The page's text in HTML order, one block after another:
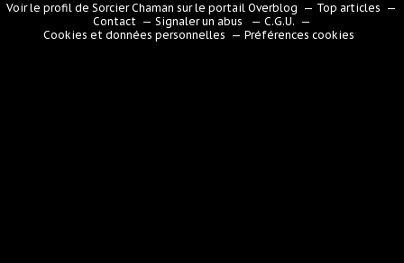
Voir le profil deSorcier Chaman sur le portail Overblog
Top articles
Contact
Signaler un abus
C.G.U.
Cookies et données personnelles
Préférences cookies